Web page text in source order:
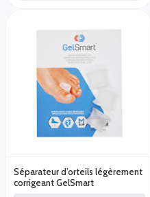
Séparateur d’orteils légèrement
corrigeant GelSmart